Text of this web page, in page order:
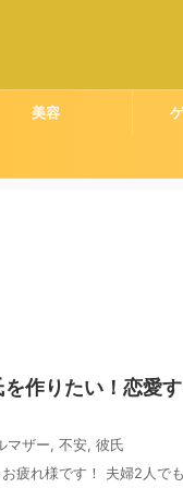
美容
作りたい！恋愛
マザー, 不安, 彼氏
疲れ様です！ 夫婦2人で